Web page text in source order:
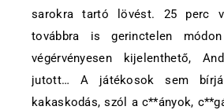
sarokra tartó lövést. 25 perc
továbbra is gerinctelen
végérvényesen kijelenthető,
jutott… A játékosok sem
kakaskodás, szól a c**ányok,